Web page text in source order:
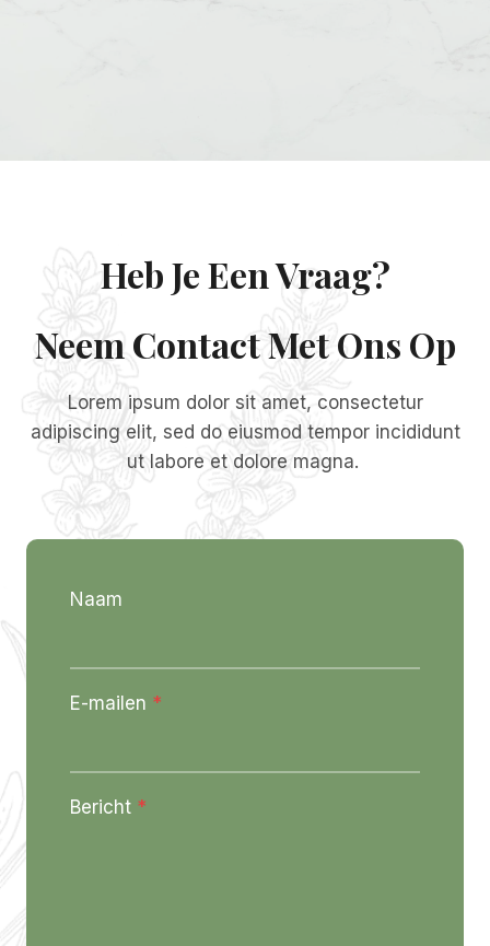
Heb Je Een Vraag?
Neem Contact Met Ons Op
Lorem ipsum dolor sit amet, consectetur
adipiscing elit, sed do eiusmod tempor incididunt
ut labore et dolore magna.
Naam
E-mailen *
Bericht *